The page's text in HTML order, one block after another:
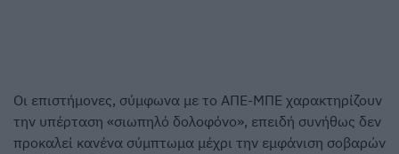
Οι επιστήμονες, σύμφωνα με το ΑΠΕ-ΜΠΕ χαρακτηρίζουν
την υπέρταση «σιωπηλό δολοφόνο», επειδή συνήθως δεν
προκαλεί κανένα σύμπτωμα μέχρι την εμφάνιση σοβαρών